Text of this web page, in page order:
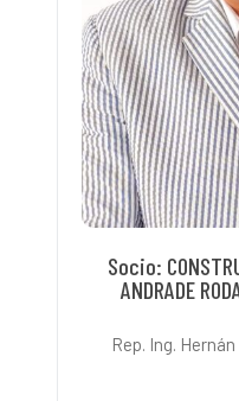
Socio:
ANDRADE
Rep. Ing.